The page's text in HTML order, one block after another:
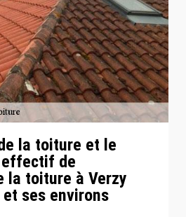
la toiture et le
de
la toiture à Verzy
ses environs